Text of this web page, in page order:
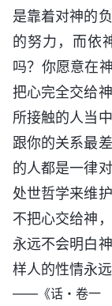
是靠着对神的
的努力，而依
吗？你愿意在
把心完全交给
所接触的人当
跟你的关系最
的人都是一律
处世哲学来维
不把心交给神
永远不会明白
样人的性情永
——《话・卷一